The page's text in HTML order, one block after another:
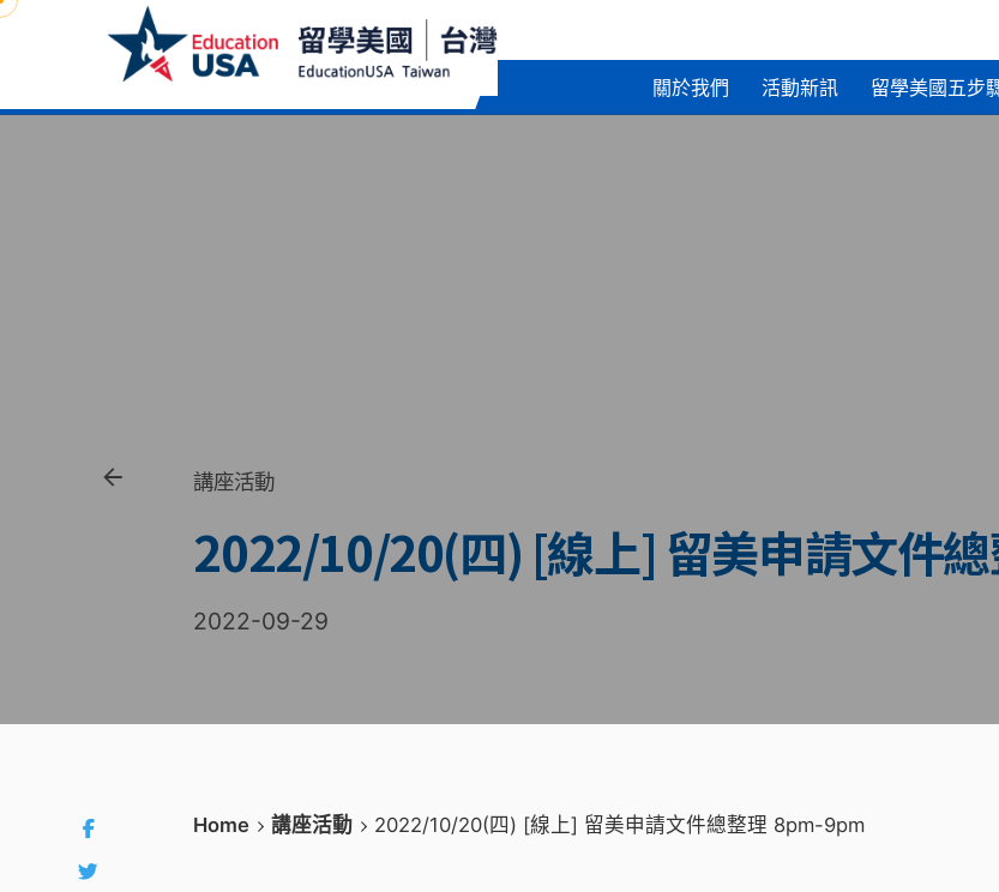
Skip
關於我們 活動新訊 留學美國五步
講座活動
2022/10/20(四) [線上] 留美申請文件
2022-09-29
Home 講座活動 2022/10/20(四) [線上] 留美申請文件總整理 8pm-9pm